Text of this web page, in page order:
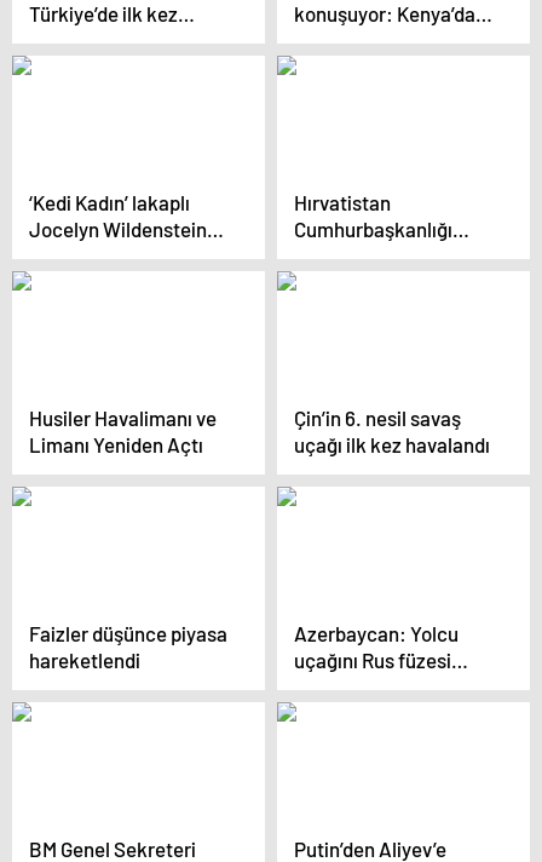
Türkiye’de ilk kez
Trabzon sokaklarında
görüldü
konuşuyor: Kenya’da
bir köye gökyüzünden
devasa bir uzay enkazı
‘Kedi Kadın’ lakaplı
Jocelyn Wildenstein
hayatını kaybetti
Hırvatistan
Cumhurbaşkanlığı
Seçimleri Başladı
Husiler Havalimanı ve
Limanı Yeniden Açtı
Çin’in 6. nesil savaş
uçağı ilk kez havalandı
Faizler düşünce piyasa
hareketlendi
Azerbaycan: Yolcu
uçağını Rus füzesi
düşürdü
BM Genel Sekreteri
Putin’den Aliyev’e